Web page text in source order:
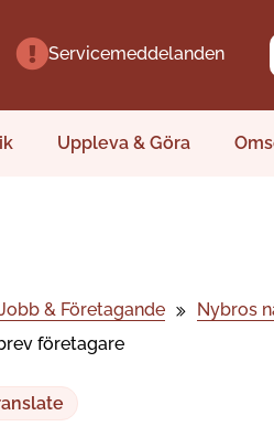
Servicemeddelanden
Uppleva & Göra
& Företagande
Nybros
företagare